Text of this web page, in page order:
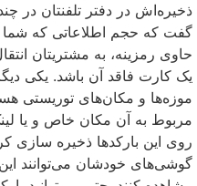
ذخیره‌اش در دفتر تلفنتان در
حاوی رمزینه، به مشتریتان
موزه‌ها و مکان‌های توریستی
مربوط به آن مکان خاص و یا
روی این بارکدها ذخیره سازی کرد
گوشی‌های خودشان می‌توانند